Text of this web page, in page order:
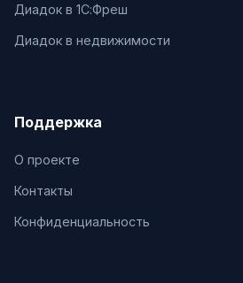
Диадок в 1С:Фреш
Диадок в недвижимости
Поддержка
О проекте
Контакты
Конфиденциальность